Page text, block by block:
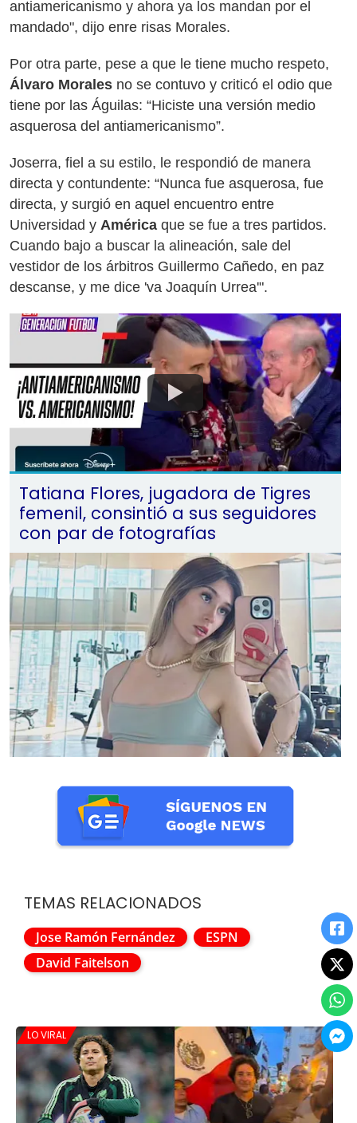
antiamericanismo y ahora ya los mandan por el
mandado", dijo enre risas Morales.
Por otra parte, pese a que le tiene mucho respeto,
Álvaro Morales no se contuvo y criticó el odio que
tiene por las Águilas: “Hiciste una versión medio
asquerosa del antiamericanismo”.
Joserra, fiel a su estilo, le respondió de manera
directa y contundente: “Nunca fue asquerosa, fue
directa, y surgió en aquel encuentro entre
Universidad y América que se fue a tres partidos.
Cuando bajo a buscar la alineación, sale del
vestidor de los árbitros Guillermo Cañedo, en paz
descanse, y me dice 'va Joaquín Urrea'".
Tatiana Flores, jugadora de Tigres
femenil, consintió a sus seguidores
con par de fotografías
TEMAS RELACIONADOS
Jose Ramón Fernández
ESPN
David Faitelson
LO VIRAL